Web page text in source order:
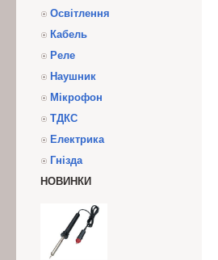
Освітлення
Кабель
Реле
Наушник
Мікрофон
ТДКС
Електрика
Гнізда
НОВИНКИ